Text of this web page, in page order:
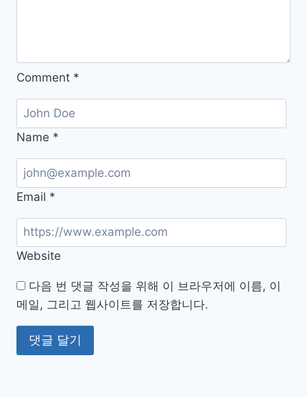
Comment *
Name *
Email *
Website
다음 번 댓글 작성을 위해 이 브라우저에 이름, 이
메일, 그리고 웹사이트를 저장합니다.